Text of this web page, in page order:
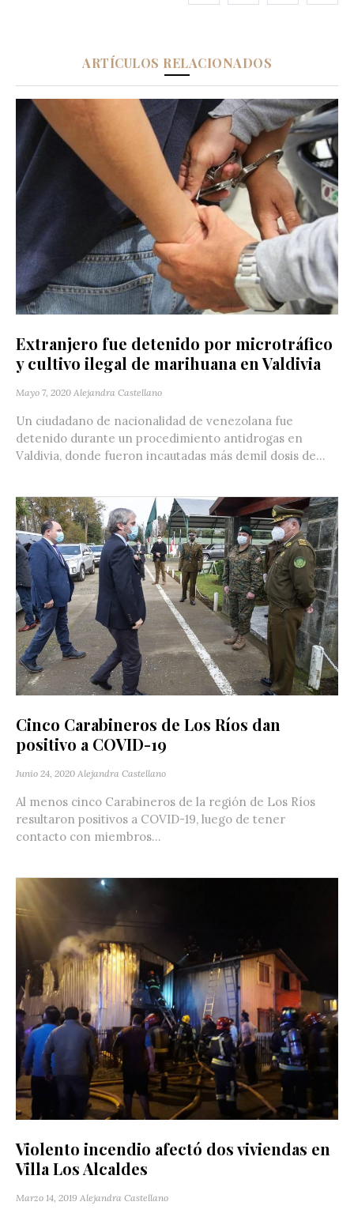
ARTÍCULOS RELACIONADOS
Extranjero fue detenido por microtráfico
y cultivo ilegal de marihuana en Valdivia
Mayo 7, 2020 Alejandra Castellano
Un ciudadano de nacionalidad de venezolana fue
detenido durante un procedimiento antidrogas en
Valdivia, donde fueron incautadas más demil dosis de...
Cinco Carabineros de Los Ríos dan
positivo a COVID-19
Junio 24, 2020 Alejandra Castellano
Al menos cinco Carabineros de la región de Los Ríos
resultaron positivos a COVID-19, luego de tener
contacto con miembros...
Violento incendio afectó dos viviendas en
Villa Los Alcaldes
Marzo 14, 2019 Alejandra Castellano